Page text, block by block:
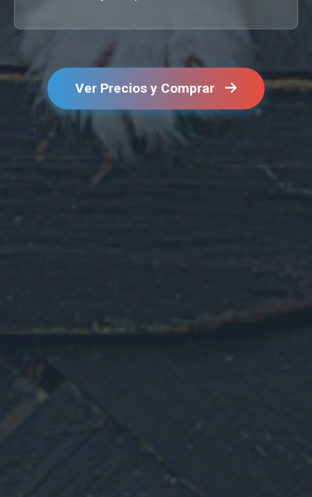
Ver Precios y Comprar